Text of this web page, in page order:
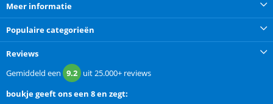
Meer informatie
Populaire categorieën
Reviews
Gemiddeld een 9.2 uit25.000+ reviews
boukjegeeft ons een 8 en zegt: